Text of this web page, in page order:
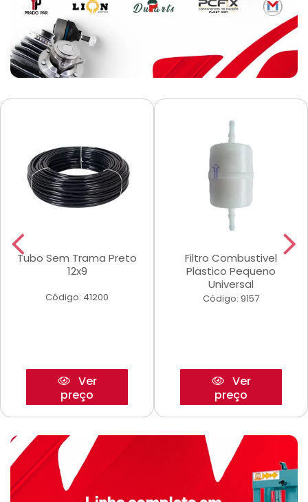
Tubo Sem Trama Preto
12x9
Código: 41200
Ver
preço
Filtro Combustivel
Plastico Pequeno
Universal
Código: 9157
Ver
preço